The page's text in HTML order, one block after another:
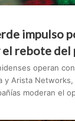
impulso
rebote
operan
y Arista
moderan el